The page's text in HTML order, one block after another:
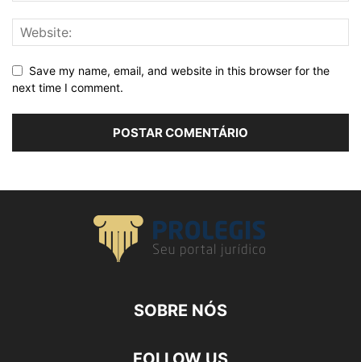
Save my name, email, and website in this browser for the
next time I comment.
SOBRE NÓS